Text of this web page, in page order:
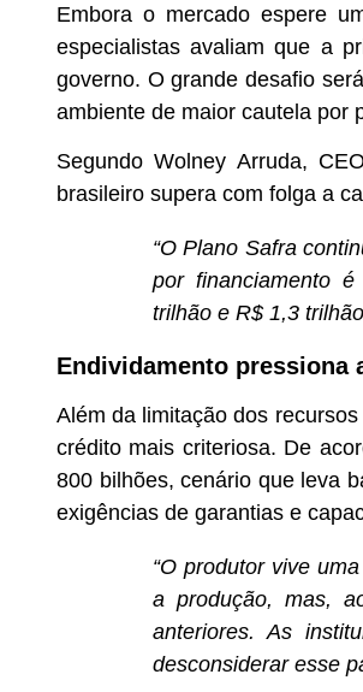
Embora o mercado espere
especialistas avaliam que a
governo. O grande desafio
ambiente de maior cautela por
Segundo Wolney Arruda,
brasileiro supera com folga a
“O Plano Safra
por financiamento
trilhão e R$ 1,3
Endividamento pressiona
Além da limitação dos
crédito mais criteriosa. De
800 bilhões, cenário que leva
exigências de garantias e
“O produtor vive
a produção, mas,
anteriores. As
desconsiderar esse